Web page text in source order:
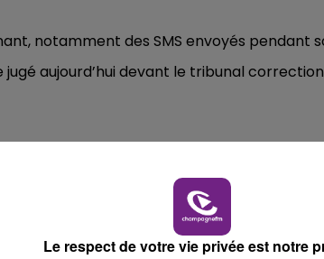
LA POP MACHINE -
notamment des SMS envoyés pendant
aujourd’hui devant le tribunal
Le respect de votre vie privée est notre